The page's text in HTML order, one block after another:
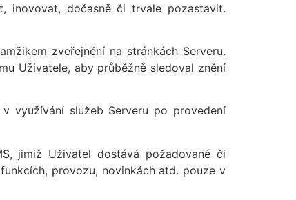
inovovat, dočasně či trvale pozastavit.
zveřejnění na stránkách Serveru.
Uživatele, aby průběžně sledoval znění
využívání služeb Serveru po provedení
jimiž Uživatel dostává požadované či
provozu, novinkách atd. pouze v